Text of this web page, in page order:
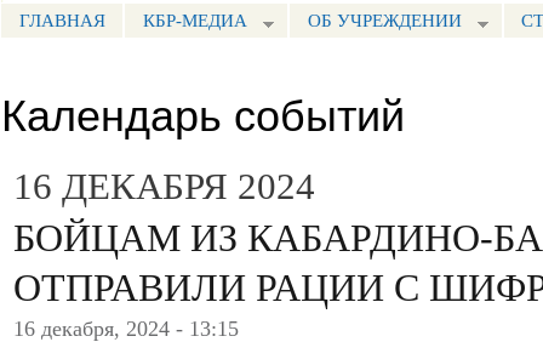
ГЛАВНАЯ КБР-МЕДИА ОБ УЧРЕЖДЕНИИ
Календарь событий
16 ДЕКАБРЯ 2024
БОЙЦАМ ИЗ КАБАРДИНО-
ОТПРАВИЛИ РАЦИИ С
16 декабря, 2024 - 13:15